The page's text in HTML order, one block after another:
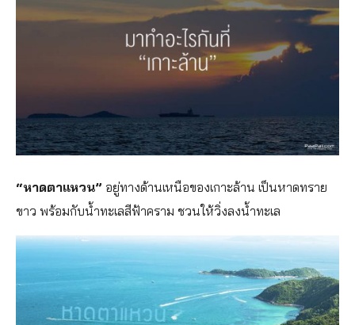
“หาดตาแหวน” อยู่ทางด้านเหนือของเกาะล้าน เป็นหาดทราย
ขาว พร้อมกับน้ำทะเลสีฟ้าคราม ชวนให้วิ่งลงน้ำทะเล